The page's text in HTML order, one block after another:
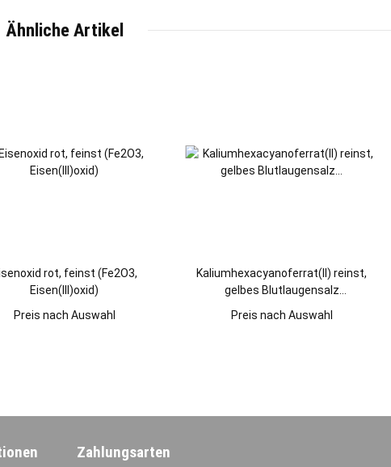
Ähnliche Artikel
rot, feinst (Fe2O3,
Eisen(III)oxid)
Preis nach Auswahl
Kaliumhexacyanoferrat(II) reinst,
gelbes Blutlaugensalz
Preis nach Auswahl
Zahlungsarten